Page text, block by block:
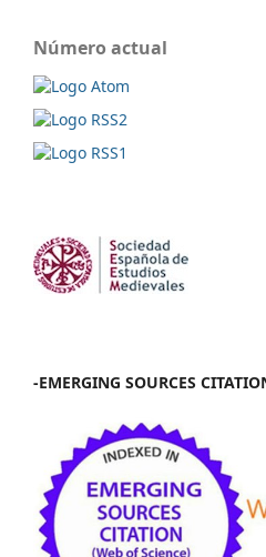
Número actual
-EMERGING SOURCES